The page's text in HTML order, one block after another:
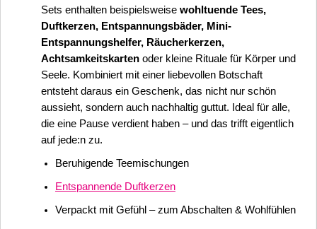
Sets enthalten beispielsweise wohltuende Tees,
Duftkerzen, Entspannungsbäder, Mini-
Entspannungshelfer, Räucherkerzen,
Achtsamkeitskarten oder kleine Rituale für Körper und
Seele. Kombiniert mit einer liebevollen Botschaft
entsteht daraus ein Geschenk, das nicht nur schön
aussieht, sondern auch nachhaltig guttut. Ideal für alle,
die eine Pause verdient haben – und das trifft eigentlich
auf jede:n zu.
Beruhigende Teemischungen
Entspannende Duftkerzen
Verpackt mit Gefühl – zum Abschalten & Wohlfühlen